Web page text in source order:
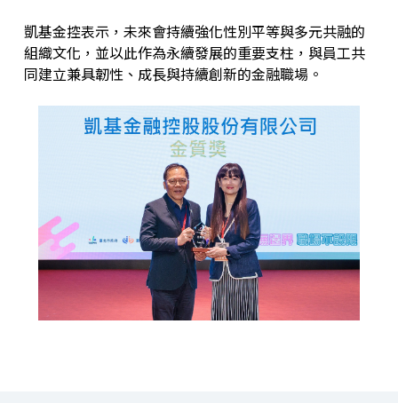
凱基金控表示，未來會持續強化性別平等與多元共融的
組織文化，並以此作為永續發展的重要支柱，與員工共
同建立兼具韌性、成長與持續創新的金融職場。